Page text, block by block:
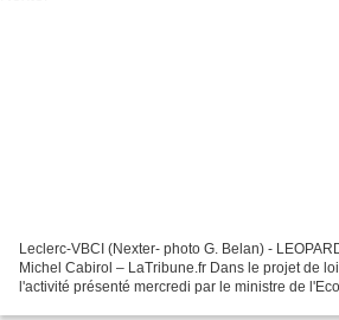
Leclerc-VBCI (Nexter- photo G. Belan) -
Michel Cabirol – LaTribune.fr Dans le projet de
l'activité présenté mercredi par le ministre de